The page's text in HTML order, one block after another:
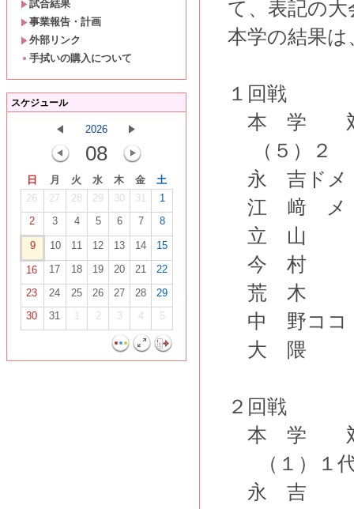
試合結果
事業報告・計画
外部リンク
手拭いの購入について
スケジュール
2026
08
日 月 火 水 木 金
土
26
27 28 29 30 31
1
2
3 4 5 6 7 8
9 10 11 12 13 14 15
16 17 18 19 20 21
22
23
24 25 26 27 28
29
30
31 1 2 3 4 5
て、表記の
本学の結果
１回戦
本 学 対
（５）２
永 吉ド
江 﨑
立 山
今 村
荒 木
中 野コ
大 隈
２回戦
本 学
（１）１
永